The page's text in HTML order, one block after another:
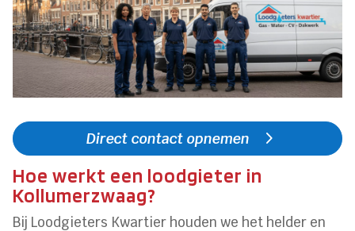
Direct contact opnemen
Hoe werkt een loodgieter in
Kollumerzwaag?
Bij Loodgieters Kwartier houden we het helder en